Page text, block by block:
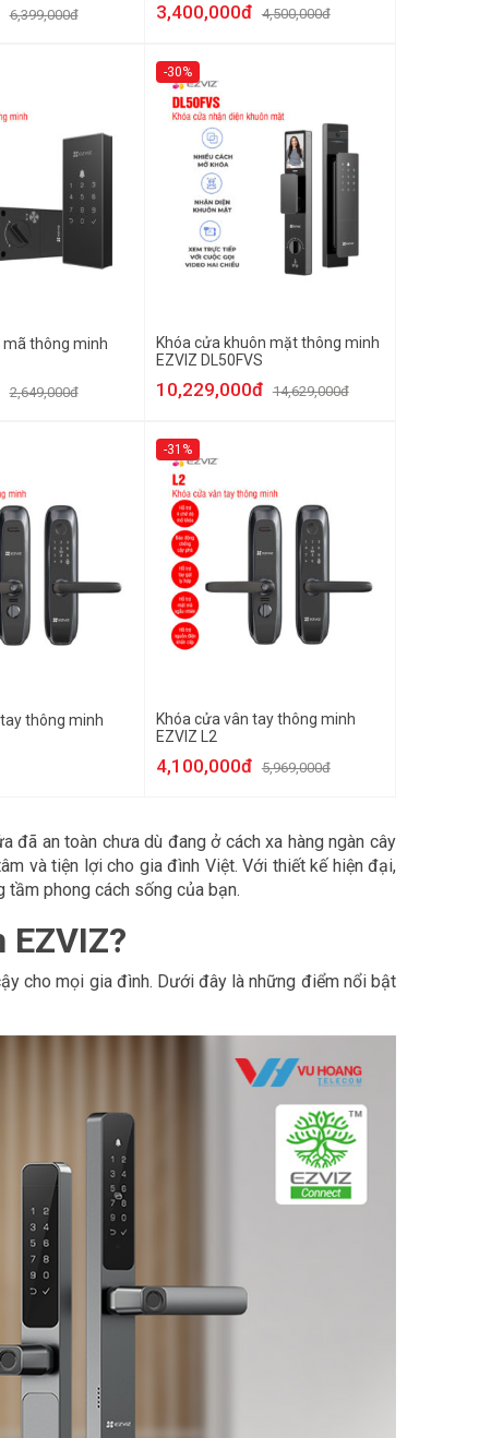
6,399,000đ 3,400,000đ 4,500,000đ
thông minh
2,649,000đ
-30%
Khóa cửa khuôn mặt thông minh
EZVIZ DL50FVS
10,229,000đ 14,629,000đ
thông minh
-31%
Khóa cửa vân tay thông minh
EZVIZ L2
4,100,000đ 5,969,000đ
đã an toàn chưa dù đang ở cách xa hàng ngàn cây
và tiện lợi cho gia đình Việt. Với thiết kế hiện đại,
tầm phong cách sống của bạn.
cho mọi gia đình. Dưới đây là những điểm nổi bật